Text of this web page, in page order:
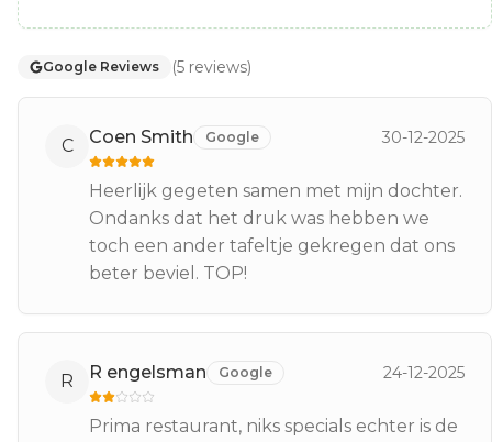
Google Reviews (5 reviews)
C Coen Smith Google 30-12-2025
Heerlijk gegeten samen met mijn dochter.
Ondanks dat het druk was hebben we
toch een ander tafeltje gekregen dat ons
beter beviel. TOP!
R R engelsman Google 24-12-2025
Prima restaurant, niks specials echter is de